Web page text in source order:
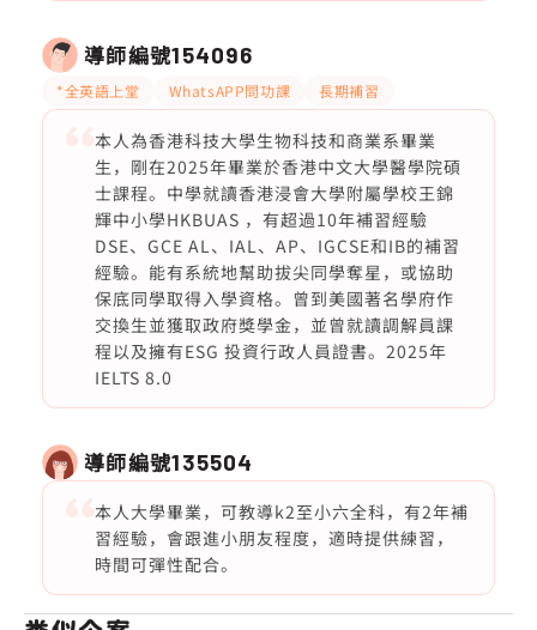
導師編號154096
*全英語上堂 WhatsAPP問功課 長期補習
本人為香港科技大學生物科技和商業系畢業
生，剛在2025年畢業於香港中文大學醫學院碩
士課程。中學就讀香港浸會大學附屬學校王錦
輝中小學HKBUAS ，有超過10年補習經驗
DSE、GCE AL、IAL、AP、IGCSE和IB的補習
經驗。能有系統地幫助拔尖同學奪星，或協助
保底同學取得入學資格。曾到美國著名學府作
交換生並獲取政府獎學金，並曾就讀調解員課
程以及擁有ESG 投資行政人員證書。2025年
IELTS 8.0
導師編號135504
本人大學畢業，可教導k2至小六全科，有2年補
習經驗，會跟進小朋友程度，適時提供練習，
時間可彈性配合。